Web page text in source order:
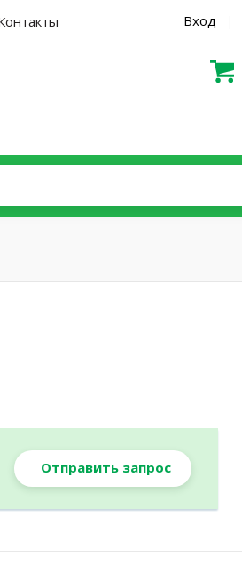
Вход |
Отправить запрос